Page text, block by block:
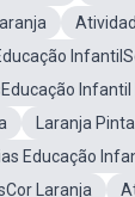
Infantil
Laranja
Educação
Laranja